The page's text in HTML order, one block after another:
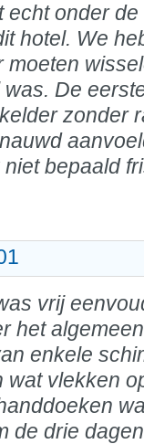
echt onder
hotel. We
moeten
was. De
zonder
bepaald
vrij
het
enkele
wat vlekken
de drie